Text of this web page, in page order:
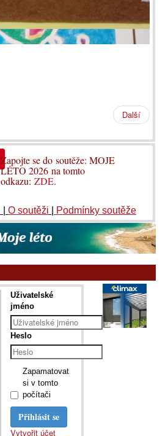
Další
Zapojte se do soutěže: MOJE
LÉTO 2026 na tomto
odkazu:ZDE.
O soutěži Podmínky soutěže
Uživatelské
jméno
Heslo
Zapamatovat
si v tomto
počítači
Přihlásit se
Vytvořit účet